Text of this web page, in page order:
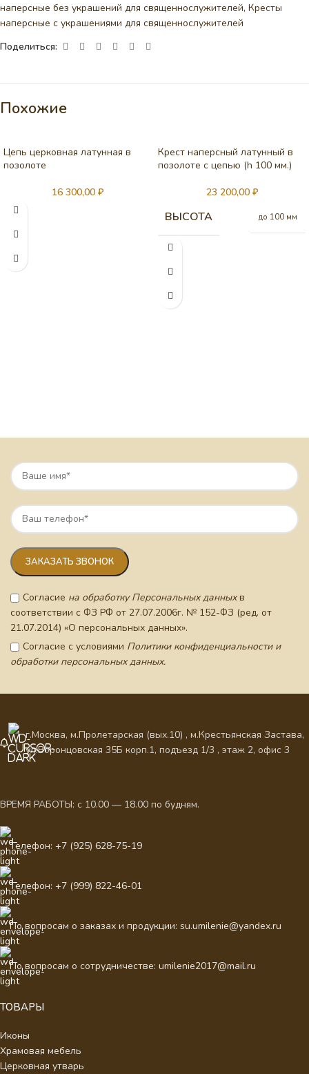
наперсные без украшений для священнослужителей, Кресты
наперсные с украшениями для священнослужителей
Поделиться:
Похожие
Цепь церковная латунная в
позолоте
16 300,00 ₽
Крест наперсный латунный в
позолоте с цепью (h 100 мм.)
23 200,00 ₽
ВЫСОТА до 100 мм
Согласие на обработку Персональных данныхв
соответствии с ФЗ РФ от 27.07.2006г. № 152-ФЗ (ред. от
21.07.2014) «О персональных данных».
Согласие с условиями Политики конфиденциальности и
обработки персональных данных.
г.Москва, м.Пролетарская (вых.10) , м.Крестьянская Застава,
ул.Воронцовская 35Б корп.1, подъезд 1/3 , этаж 2, офис 3
ВРЕМЯ РАБОТЫ: с 10.00 — 18.00 по будням.
Телефон: +7 (925) 628-75-19
Телефон: +7 (999) 822-46-01
По вопросам о заказах и продукции: su.umilenie@yandex.ru
По вопросам о сотрудничестве: umilenie2017@mail.ru
ТОВАРЫ
Иконы
Храмовая мебель
Церковная утварь